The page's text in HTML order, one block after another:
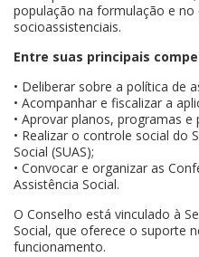
população na formulação e no
socioassistenciais.
Entre suas principais
• Deliberar sobre a política de
• Acompanhar e fiscalizar a
• Aprovar planos, programas
• Realizar o controle social do
Social (SUAS);
• Convocar e organizar as
Assistência Social.
O Conselho está vinculado à
Social, que oferece o suporte
funcionamento.